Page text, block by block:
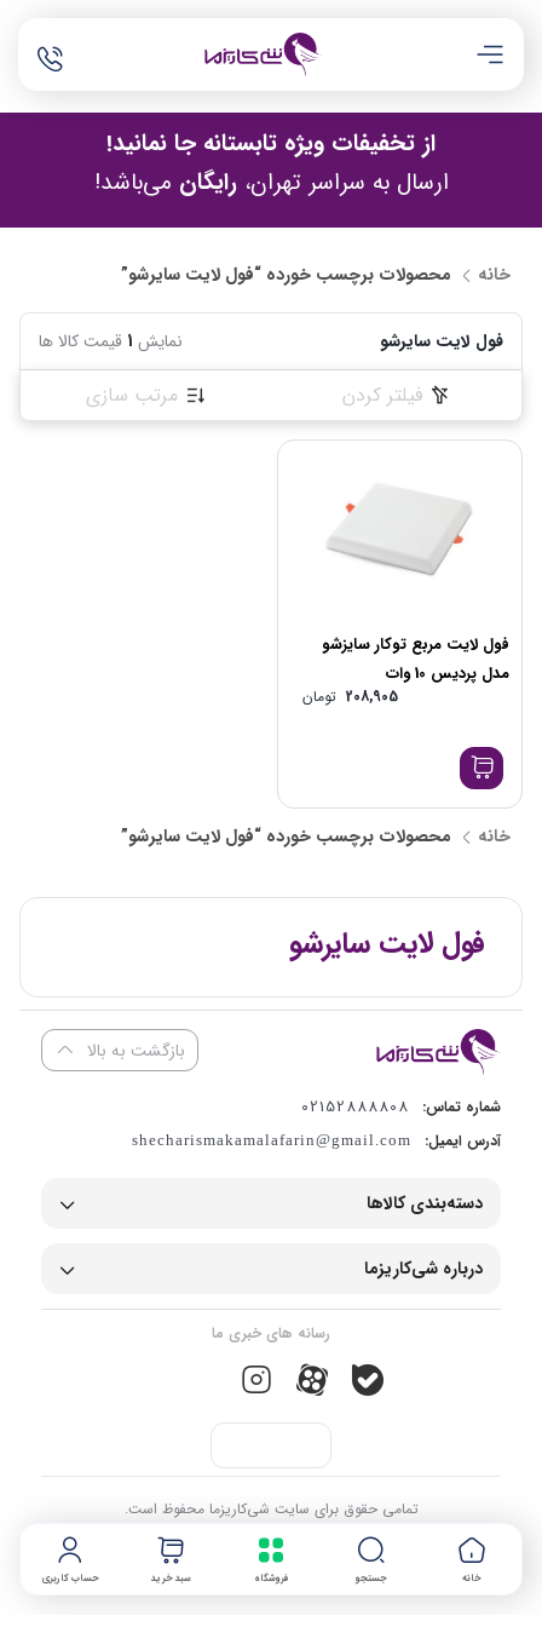
از تخفیفات ویژه تابستانه جا نمانید!
ارسال به سراسر تهران،رایگان می‌باشد!
خانه جستجو فروشگاه سبد خرید حساب کاربری
خانه محصولات برچسب خورده “فول لایت سایرشو”
فول لایت سایرشو نمایش 1 قیمت کالا ها
فیلتر کردن مرتب سازی
فول لایت مربع توکار سایزشو
مدل پردیس 10 وات
208,905 تومان
خانه محصولات برچسب خورده “فول لایت سایرشو”
فول لایت سایرشو
بازگشت به بالا
شماره تماس: 02152888808
آدرس ایمیل: shecharismakamalafarin@gmail.com
دسته‌بندی کالاها
درباره شی‌کاریزما
رسانه های خبری ما
تمامی حقوق برای سایت شی‌کاریزما محفوظ است.